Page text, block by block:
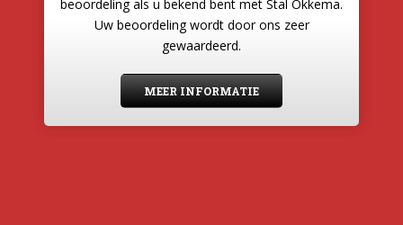
beoordeling als u bekend bent met Stal Okkema.
Uw beoordeling wordt door ons zeer
gewaardeerd.
MEER INFORMATIE